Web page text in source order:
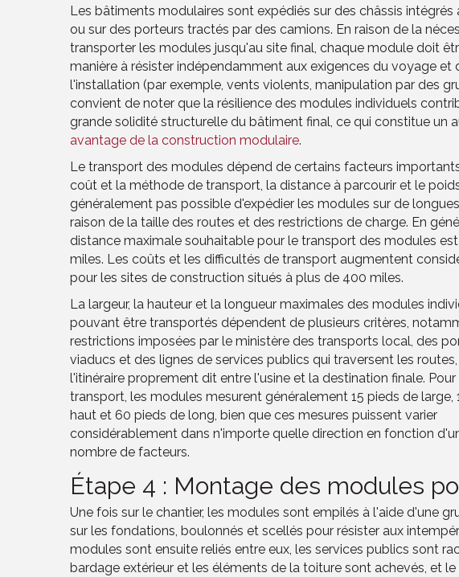
Les bâtiments modulaires sont expédiés sur des châssis intégrés
ou sur des porteurs tractés par des camions. En raison de la
transporter les modules jusqu'au site final, chaque module doit
manière à résister indépendamment aux exigences du voyage et
l'installation (par exemple, vents violents, manipulation par des
convient de noter que la résilience des modules individuels
grande solidité structurelle du bâtiment final, ce qui constitue un
avantage de la construction modulaire.
Le transport des modules dépend de certains facteurs
coût et la méthode de transport, la distance à parcourir et le
généralement pas possible d'expédier les modules sur de
raison de la taille des routes et des restrictions de charge. En
distance maximale souhaitable pour le transport des modules
miles. Les coûts et les difficultés de transport augmentent
pour les sites de construction situés à plus de 400 miles.
La largeur, la hauteur et la longueur maximales des modules
pouvant être transportés dépendent de plusieurs critères,
restrictions imposées par le ministère des transports local, des
viaducs et des lignes de services publics qui traversent les
l'itinéraire proprement dit entre l'usine et la destination finale.
transport, les modules mesurent généralement 15 pieds de large,
haut et 60 pieds de long, bien que ces mesures puissent varier
considérablement dans n'importe quelle direction en fonction
nombre de facteurs.
Étape 4 : Montage des modules
Une fois sur le chantier, les modules sont empilés à l'aide d'une
sur les fondations, boulonnés et scellés pour résister aux
modules sont ensuite reliés entre eux, les services publics sont
bardage extérieur et les éléments de la toiture sont achevés, et